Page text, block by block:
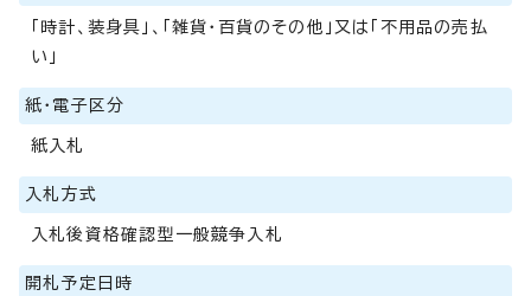
「時計、装身具」、「雑貨・百貨のその他」又は「不用品の売払
い」
紙・電子区分
紙入札
入札方式
入札後資格確認型一般競争入札
開札予定日時